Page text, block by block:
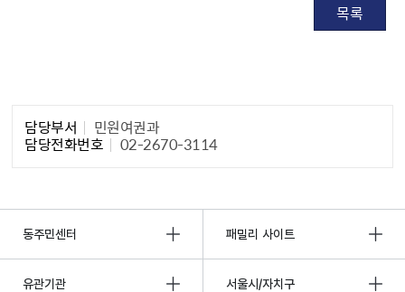
목록
담당부서 민원여권과
담당전화번호 02-2670-3114
동주민센터 패밀리 사이트
유관기관 서울시/자치구